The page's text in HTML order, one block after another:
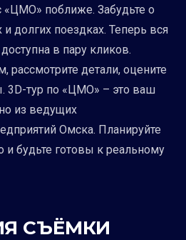
«ЦМО» поближе. Забудьте о
долгих поездках. Теперь вся
в пару кликов.
рассмотрите детали, оцените
3D-тур по «ЦМО» – это ваш
из ведущих
Омска. Планируйте
и будьте готовы к реальному
СЪЁМКИ